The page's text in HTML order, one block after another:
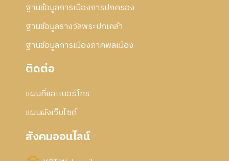
ฐานข้อมูลการเมืองการปกครอง
ฐานข้อมูลรางวัลพระปกเกล้า
ฐานข้อมูลการเมืองภาคพลเมือง
ติดต่อ
แผนที่และเบอร์โทร
แผนผังเว็บไซด์
สังคมออนไลน์